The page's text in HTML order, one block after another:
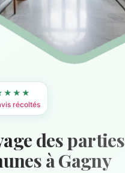
récoltés
des parties
à Gagny